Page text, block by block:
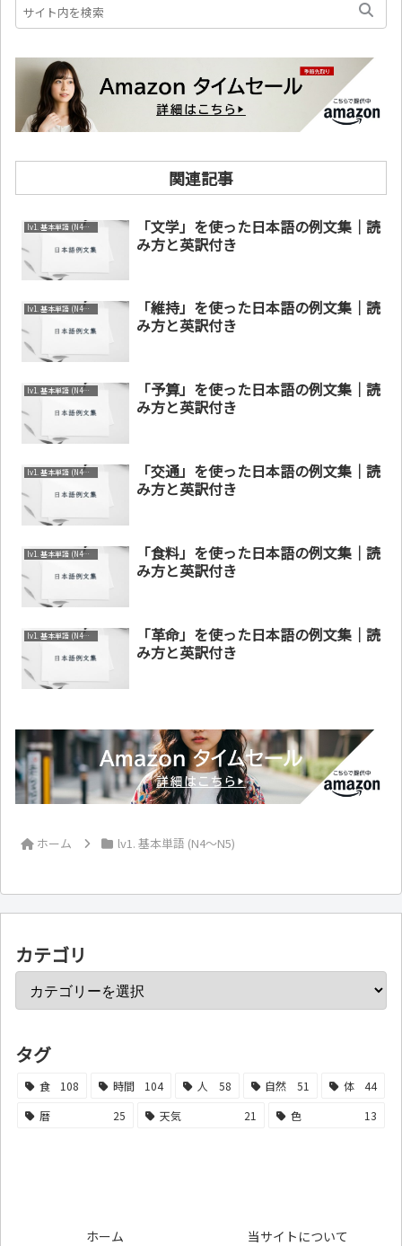
関連記事
lv1. 基本単語 (N4～N5)
「文学」を使った日本語の例文集｜読
み方と英訳付き
lv1. 基本単語 (N4～N5)
「維持」を使った日本語の例文集｜読
み方と英訳付き
lv1. 基本単語 (N4～N5)
「予算」を使った日本語の例文集｜読
み方と英訳付き
lv1. 基本単語 (N4～N5)
「交通」を使った日本語の例文集｜読
み方と英訳付き
lv1. 基本単語 (N4～N5)
「食料」を使った日本語の例文集｜読
み方と英訳付き
lv1. 基本単語 (N4～N5)
「革命」を使った日本語の例文集｜読
み方と英訳付き
ホーム lv1. 基本単語 (N4～N5)
カテゴリ
タグ
食 108 時間 104 人 58 自然 51 体
44
暦
25 天気 21 色 13
ホーム 当サイトについて